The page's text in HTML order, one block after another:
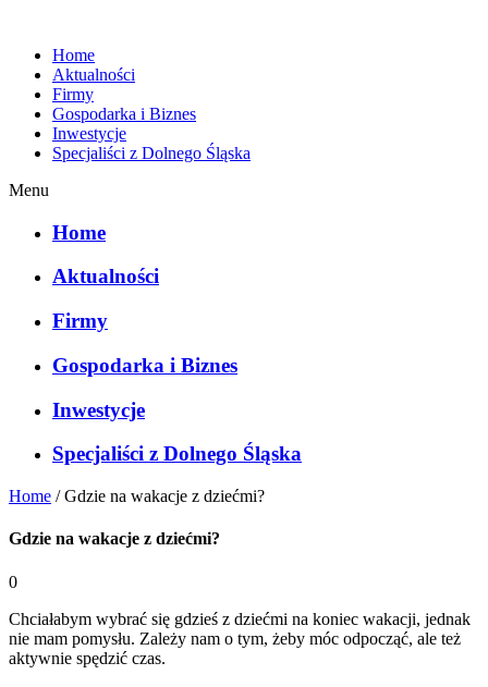
Home
Aktualności
Firmy
Gospodarka i Biznes
Inwestycje
Specjaliści z Dolnego Śląska
Menu
Home
Aktualności
Firmy
Gospodarka i Biznes
Inwestycje
Specjaliści z Dolnego Śląska
Home /Gdzie na wakacje z dziećmi?
Gdzie na wakacje z dziećmi?
0
Chciałabym wybrać się gdzieś z dziećmi na koniec wakacji, jednak
nie mam pomysłu. Zależy nam o tym, żeby móc odpocząć, ale też
aktywnie spędzić czas.